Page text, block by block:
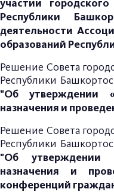
участии
Республики
деятельности
образований
Решение Совета
Республики
"Об утверждении
назначения и
Решение Совета
Республики
"Об утверждении
назначения и
конференций